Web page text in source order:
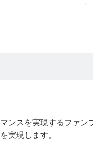
ンスを実現するファ
実現します。